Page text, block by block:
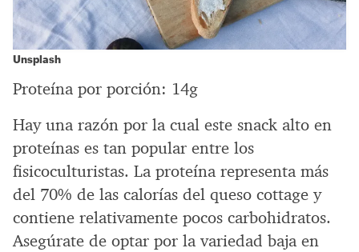
Unsplash
Proteína por porción: 14g
Hay una razón por la cual este snack alto en
proteínas es tan popular entre los
fisicoculturistas. La proteína representa más
del 70% de las calorías del queso cottage y
contiene relativamente pocos carbohidratos.
Asegúrate de optar por la variedad baja en